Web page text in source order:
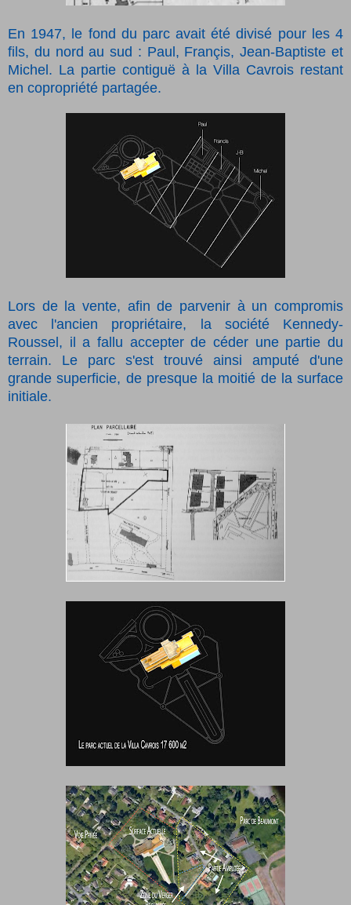
En 1947, le fond du parc avait été divisé pour les 4
fils, du nord au sud : Paul, Françis, Jean-Baptiste et
Michel. La partie contiguë à la Villa Cavrois restant
en copropriété partagée.
Lors de la vente, afin de parvenir à un compromis
avec l'ancien propriétaire, la société Kennedy-
Roussel, il a fallu accepter de céder une partie du
terrain. Le parc s'est trouvé ainsi amputé d'une
grande superficie, de presque la moitié de la surface
initiale.